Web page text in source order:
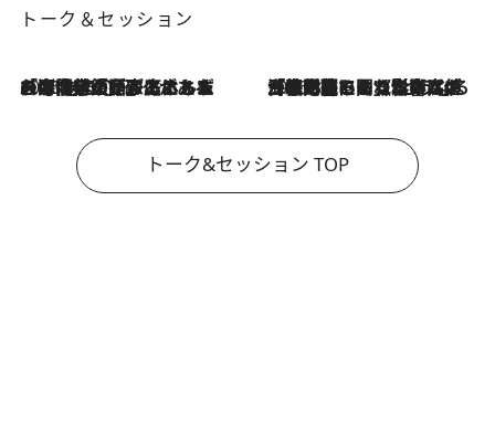
トーク＆セッション
2026.8.3
「今後値上げがあるとすれば…」「リスクがあるのは今年の冬」エネルギー専門家が語る、ホルムズ海峡封鎖が家庭にもたらす“ある心配” 2026.8.3
「住宅建てられない…」「サーチャージ料の高値が続いている」ホルムズ海峡封鎖による影響はいつまで続く？《エネルギー専門家に聞く“どうなる日本の暮らし”》
トーク&セッション TOP